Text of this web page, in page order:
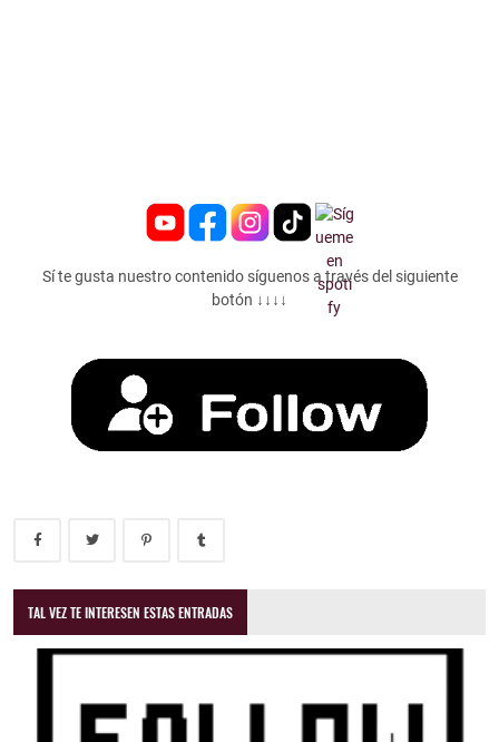
Sí te gusta nuestro contenido síguenos a través del siguiente
botón ↓↓↓↓
TAL VEZ TE INTERESEN ESTAS ENTRADAS